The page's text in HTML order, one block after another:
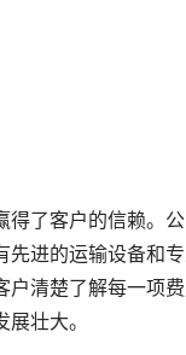
了客户的信赖。
进的运输设备和
清楚了解每一项
壮大。